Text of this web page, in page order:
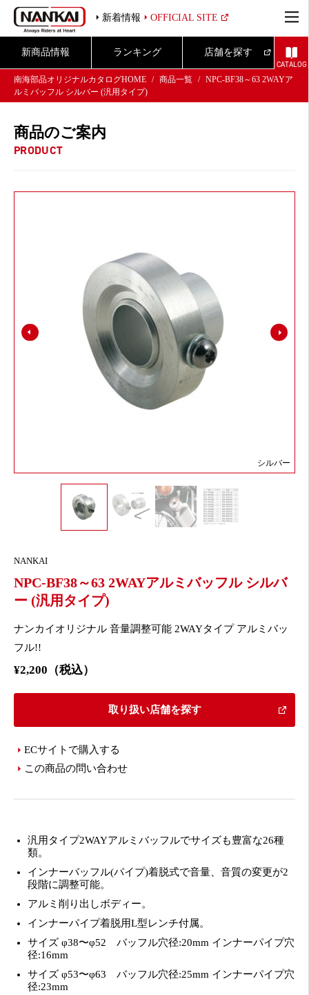
新着情報 OFFICIAL SITE
新商品情報 ランキング 店舗を探す
CATALOG
南海部品オリジナルカタログHOME
商品一覧
NPC-BF38～63 2WAYア
ルミバッフル シルバー (汎用タイプ)
商品のご案内
PRODUCT
シルバー
NANKAI
NPC-BF38～63 2WAYアルミバッフル シルバ
ー (汎用タイプ)
ナンカイオリジナル 音量調整可能 2WAYタイプ アルミバッ
フル!!
¥2,200（税込）
取り扱い店舗を探す
ECサイトで購入する
この商品の問い合わせ
汎用タイプ2WAYアルミバッフルでサイズも豊富な26種
類。
インナーバッフル(パイプ)着脱式で音量、音質の変更が2
段階に調整可能。
アルミ削り出しボディー。
インナーパイプ着脱用L型レンチ付属。
サイズ φ38〜φ52 バッフル穴径:20mm インナーパイプ穴
径:16mm
サイズ φ53〜φ63 バッフル穴径:25mm インナーパイプ穴
径:23mm